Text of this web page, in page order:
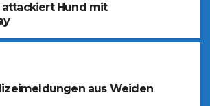
Hund mit
aus Weiden